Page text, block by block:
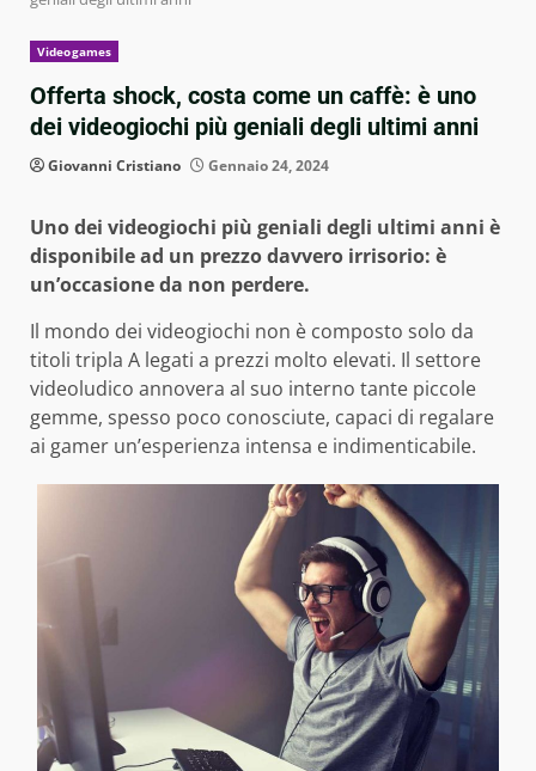
Videogames
Offerta shock, costa come un caffè: è uno
dei videogiochi più geniali degli ultimi anni
Giovanni Cristiano Gennaio 24, 2024
Uno dei videogiochi più geniali degli ultimi anni è
disponibile ad un prezzo davvero irrisorio: è
un’occasione da non perdere.
Il mondo dei videogiochi non è composto solo da
titoli tripla A legati a prezzi molto elevati. Il settore
videoludico annovera al suo interno tante piccole
gemme, spesso poco conosciute, capaci di regalare
ai gamer un’esperienza intensa e indimenticabile.